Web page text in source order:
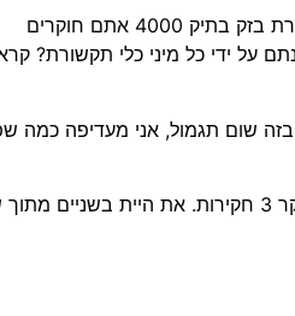
עו"ד ז'ק חן: האם את זוכרת שבמסגרת חקירת בזק בתיק 4000 אתם חוקרים
על ידי כל מיני כלי תקשורת?
שום תגמול, אני מעדיפה כמה
עו"ד ז'ק חן: מקריא לך את דברי צפריר. נחקר 3 חקירות. את היית